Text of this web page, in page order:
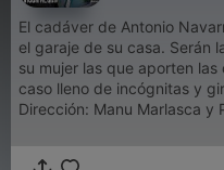
El cadáver de Antonio
el garaje de su casa. Serán
su mujer las que aporten
caso lleno de incógnitas y
Dirección: Manu Marlasca y
Guion: Manu Marlasca y